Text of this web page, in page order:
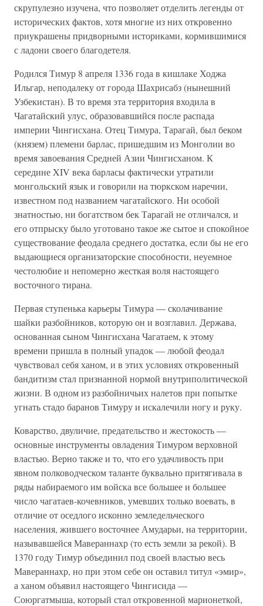
скрупулезно изучена, что позволяет отделить легенды от
исторических фактов, хотя многие из них откровенно
приукрашены придворными историками, кормившимися
с ладони своего благодетеля.
Родился Тимур 8 апреля 1336 года в кишлаке Ходжа
Ильгар, неподалеку от города Шахрисабз (нынешний
Узбекистан). В то время эта территория входила в
Чагатайский улус, образовавшийся после распада
империи Чингисхана. Отец Тимура, Тарагай, был беком
(князем) племени барлас, пришедшим из Монголии во
время завоевания Средней Азии Чингисханом. К
середине XIV века барласы фактически утратили
монгольский язык и говорили на тюркском наречии,
известном под названием чагатайского. Ни особой
знатностью, ни богатством бек Тарагай не отличался, и
его отпрыску было уготовано такое же сытое и спокойное
существование феодала среднего достатка, если бы не его
выдающиеся организаторские способности, неуемное
честолюбие и непомерно жесткая воля настоящего
восточного тирана.
Первая ступенька карьеры Тимура — сколачивание
шайки разбойников, которую он и возглавил. Держава,
основанная сыном Чингисхана Чагатаем, к этому
времени пришла в полный упадок — любой феодал
чувствовал себя ханом, и в этих условиях откровенный
бандитизм стал признанной нормой внутриполитической
жизни. В одном из разбойничьих налетов при попытке
угнать стадо баранов Тимуру и искалечили ногу и руку.
Коварство, двуличие, предательство и жестокость —
основные инструменты овладения Тимуром верховной
властью. Верно также и то, что его удачливость при
явном полководческом таланте буквально притягивала в
ряды набираемого им войска все большее и большее
число чагатаев-кочевников, умевших только воевать, в
отличие от оседлого исконно земледельческого
населения, жившего восточнее Амударьи, на территории,
называвшейся Мавераннахр (то есть земли за рекой). В
1370 году Тимур объединил под своей властью весь
Мавераннахр, но при этом себе он оставил титул «эмир»,
а ханом объявил настоящего Чингисида —
Союргатмыша, который стал откровенной марионеткой,